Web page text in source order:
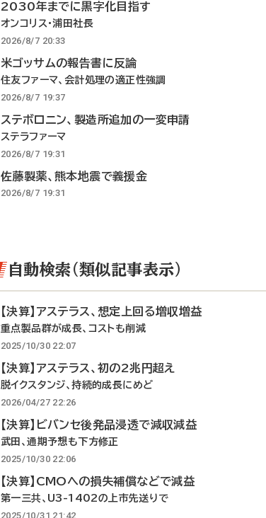
2030年までに黒字化目指す
オンコリス・浦田社長
2026/8/7 20:33
米ゴッサムの報告書に反論
住友ファーマ、会計処理の適正性強調
2026/8/7 19:37
ステボロニン、製造所追加の一変申請
ステラファーマ
2026/8/7 19:31
佐藤製薬、熊本地震で義援金
2026/8/7 19:31
自動検索（類似記事表示）
【決算】アステラス、想定上回る増収増益
重点製品群が成長、コストも削減
2025/10/30 22:07
【決算】アステラス、初の2兆円超え
脱イクスタンジ、持続的成長にめど
2026/04/27 22:26
【決算】ビバンセ後発品浸透で減収減益
武田、通期予想も下方修正
2025/10/30 22:06
【決算】CMOへの損失補償などで減益
第一三共、U3-1402の上市先送りで
2025/10/31 21:42